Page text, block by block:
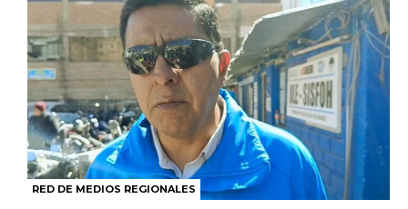
RED DE MEDIOS REGIONALES